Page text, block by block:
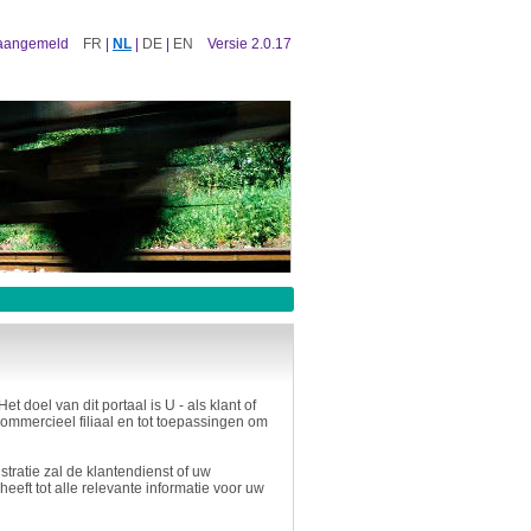
FR NL DE EN Versie 2.0.17
doel van dit portaal is U - als klant of
filiaal en tot toepassingen om
zal de klantendienst of uw
tot alle relevante informatie voor uw